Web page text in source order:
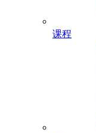
课程